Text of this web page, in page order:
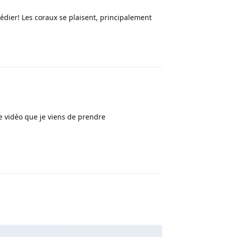
Les coraux se plaisent, principalement
vidéo que je viens de prendre